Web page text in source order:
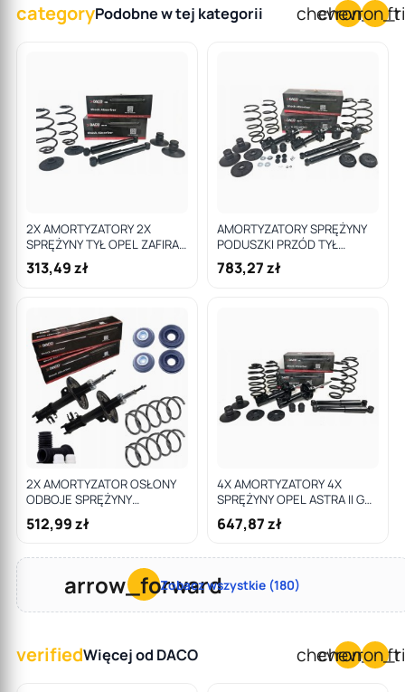
categoryPodobne w tej kategorii chevron_left
2X AMORTYZATORY 2X
SPRĘŻYNY TYŁ OPEL ZAFIRA
B DACO
313,49 zł
2X AMORTYZATOR OSŁONY
ODBOJE SPRĘŻYNY
MOCOWANIE PRZÓD OPEL
CORSA D 1.3 CDTI
512,99 zł
AMORTYZATORY SPRĘŻYNY
PODUSZKI PRZÓD TYŁ
CORSA C DIESEL 1.3 1.7
783,27 zł
4X AMORTYZATORY 4X
SPRĘŻYNY OPEL ASTRA II G
HB SDN
647,87 zł
arrow_forwardZobacz wszystkie (180)
verifiedWięcej od DACO chevron_left